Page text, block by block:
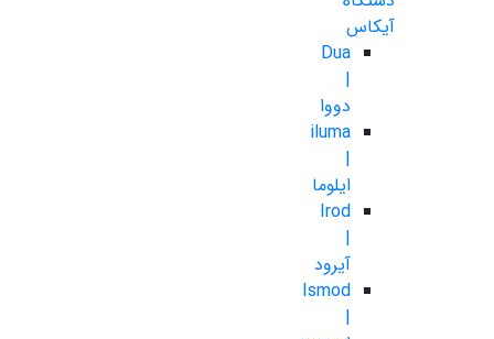
آیکاس
Dua
|
دووا
iluma
|
ایلوما
Irod
|
آیرود
Ismod
|